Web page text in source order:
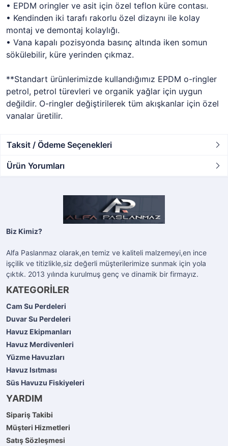
• EPDM oringler ve asit için özel teflon küre contası.
• Kendinden iki tarafı rakorlu özel dizaynı ile kolay
montaj ve demontaj kolaylığı.
• Vana kapalı pozisyonda basınç altında iken somun
sökülebilir, küre yerinden çıkmaz.
**Standart ürünlerimizde kullandığımız EPDM o-ringler
petrol, petrol türevleri ve organik yağlar için uygun
değildir. O-ringler değiştirilerek tüm akışkanlar için özel
vanalar üretilir.
Taksit / Ödeme Seçenekleri
Ürün Yorumları
Biz Kimiz?
Alfa Paslanmaz olarak,en temiz ve kaliteli malzemeyi,en ince
işçilik ve titizlikle,siz değerli müşterilerimize sunmak için yola
çıktık. 2013 yılında kurulmuş genç ve dinamik bir firmayız.
KATEGORİLER
Cam Su Perdeleri
Duvar Su Perdeleri
Havuz Ekipmanları
Havuz Merdivenleri
Yüzme Havuzları
Havuz Isıtması
Süs Havuzu Fiskiyeleri
YARDIM
Sipariş Takibi
Müşteri Hizmetleri
Satış Sözleşmesi